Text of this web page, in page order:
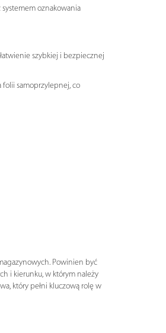
oznakowania
szybkiej i bezpiecznej
folii samoprzylepnej, co
Powinien być
i kierunku, w którym należy
który pełni kluczową rolę w